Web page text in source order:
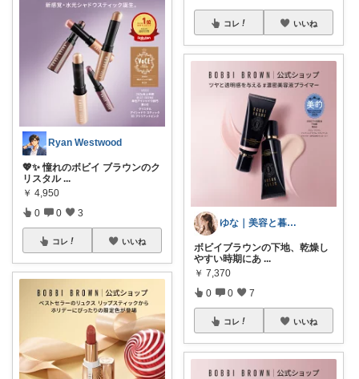
Ryan Westwood
💖✨ 憧れのボビイ ブラウンのク
リスタル...
￥ 4,950
0 0 3
コレ いいね
コレ いいね
ゆな｜美容と暮らしの隠れ推し🎀
ボビイブラウンの下地、乾燥し
やすい時期にあ ...
￥ 7,370
0 0 7
コレ いいね